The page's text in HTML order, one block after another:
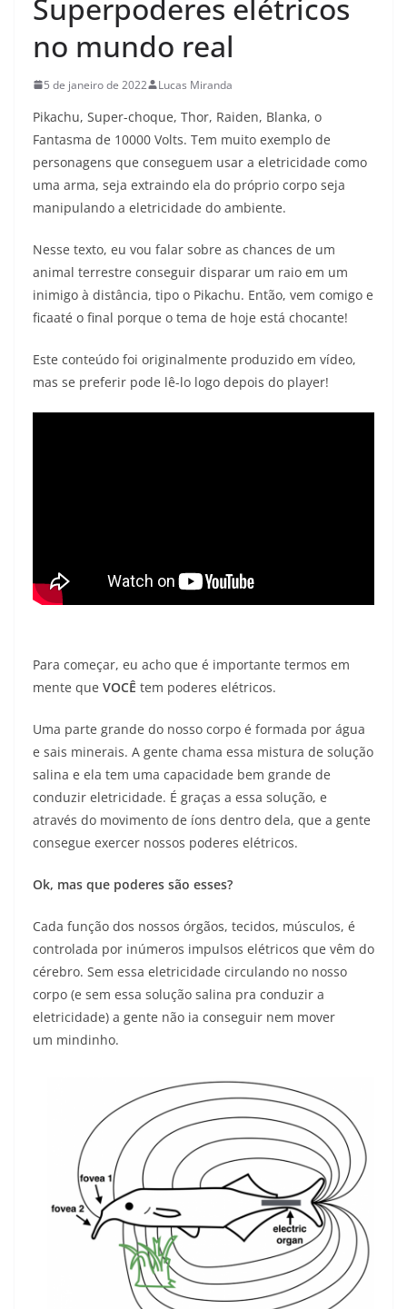
Superpoderes elétricos
no mundo real
5 de janeiro de 2022 Lucas Miranda
Pikachu, Super-choque, Thor, Raiden, Blanka, o
Fantasma de 10000 Volts. Tem muito exemplo de
personagens que conseguem usar a eletricidade como
uma arma, seja extraindo ela do próprio corpo seja
manipulando a eletricidade do ambiente.
Nesse texto, eu vou falar sobre as chances de um
animal terrestre conseguir disparar um raio em um
inimigo à distância, tipo o Pikachu. Então, vem comigo e
ficaaté o final porque o tema de hoje está chocante!
Este conteúdo foi originalmente produzido em vídeo,
mas se preferir pode lê-lo logo depois do player!
Para começar, eu acho que é importante termos em
mente que VOCÊ tem poderes elétricos.
Uma parte grande do nosso corpo é formada por água
e sais minerais. A gente chama essa mistura de solução
salina e ela tem uma capacidade bem grande de
conduzir eletricidade. É graças a essa solução, e
através do movimento de íons dentro dela, que a gente
consegue exercer nossos poderes elétricos.
Ok, mas que poderes são esses?
Cada função dos nossos órgãos, tecidos, músculos, é
controlada por inúmeros impulsos elétricos que vêm do
cérebro. Sem essa eletricidade circulando no nosso
corpo (e sem essa solução salina pra conduzir a
eletricidade) a gente não ia conseguir nem mover
um mindinho.